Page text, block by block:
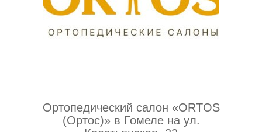
Ортопедический салон «ORTOS
(Ортос)» в Гомеле на ул.